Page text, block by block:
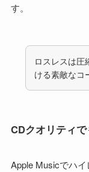
す。
ロスレスは圧
ける素敵なコ
CDクオリティ
Apple Musicでハ